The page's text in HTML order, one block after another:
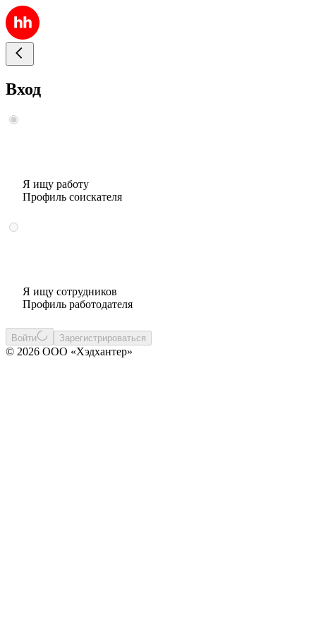
Вход
Я ищу работу
Профиль соискателя
Я ищу сотрудников
Профиль работодателя
Войти Зарегистрироваться
© 2026 ООО «Хэдхантер»